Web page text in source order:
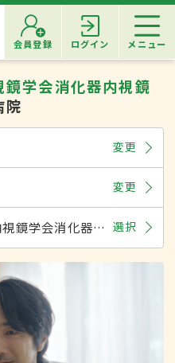
会員登録 ログイン メニュー
学会消化器内視鏡
院
変更
変更
日本消化器内視鏡学会消化器内視鏡専門医 選択